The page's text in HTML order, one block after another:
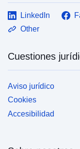
LinkedIn
Other
Cuestiones
Aviso jurídico
Cookies
Accesibilidad